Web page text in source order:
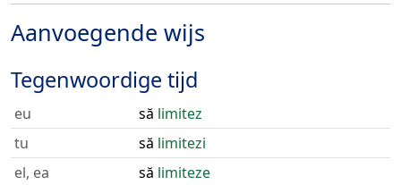
Aanvoegende wijs
Tegenwoordige tijd
eu să limitez
tu
să limitezi
el, ea
să limiteze